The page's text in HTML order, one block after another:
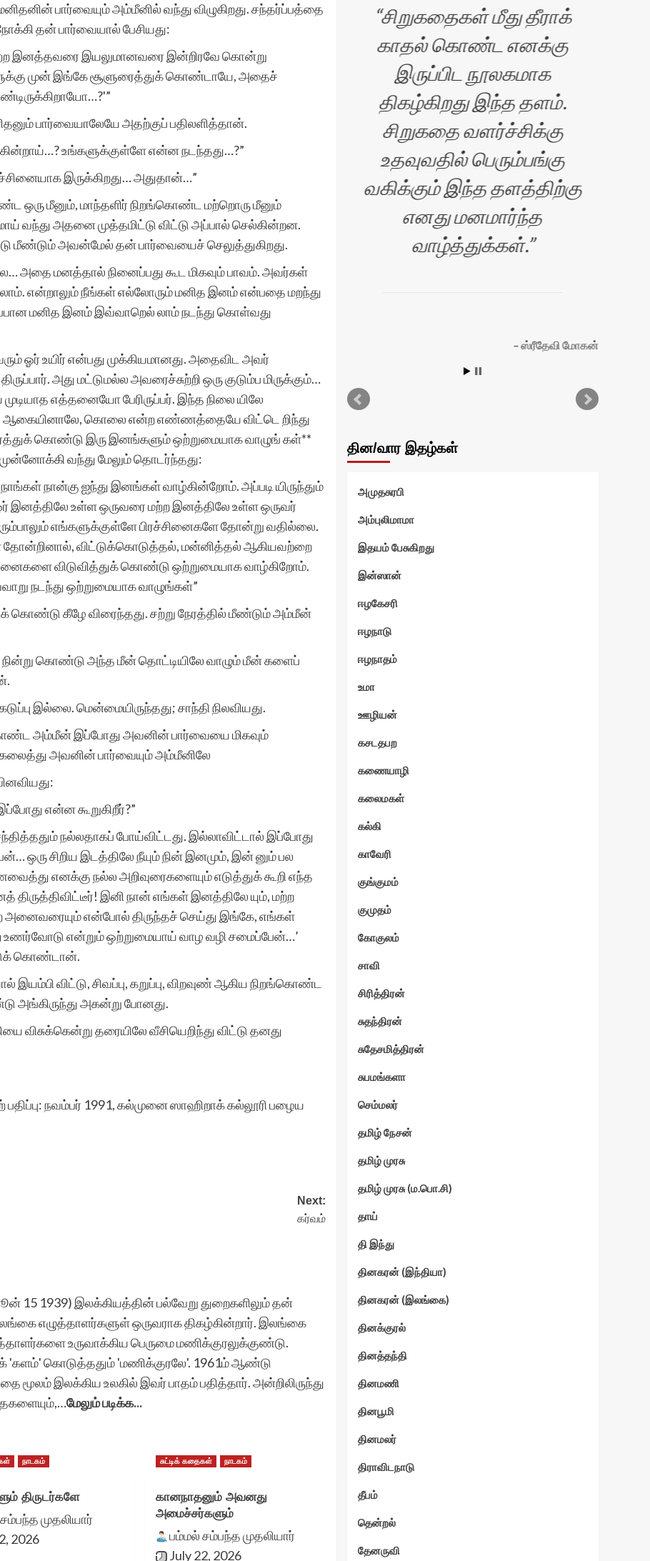
பார்வையும் அம்மீனில் வந்து விழுகிறது. சந்தர்ப்பத்தை
தன் பார்வையால் பேசியது:
மற்ற இனத்தவரை இயலுமானவரை இன்றிரவே கொன்று
முன் இங்கே சூளுரைத்துக் கொண்டாயே, அதைச்
பார்வையாலேயே அதற்குப் பதிலளித்தான்.
உங்களுக்குள்ளே என்ன நடந்தது…?”
இருக்கிறது… அதுதான்…”
ஒரு மீனும், மாந்தளிர் நிறங்கொண்ட மற்றொரு மீனும்
வந்து அதனை முத்தமிட்டு விட்டு அப்பால் செல்கின்றன.
மீண்டும் அவன்மேல் தன் பார்வையைச் செலுத்துகிறது.
அதை மனத்தால் நினைப்பது கூட மிகவும் பாவம். அவர்கள்
என்றாலும் நீங்கள் எல்லோரும் மனித இனம் என்பதை மறந்து
மனித இனம் இவ்வாறெல் லாம் நடந்து கொள்வது
ஓர் உயிர் என்பது முக்கியமானது. அதைவிட அவர்
அது மட்டுமல்ல அவரைச்சுற்றி ஒரு குடும்ப மிருக்கும்…
எத்தனையோ பேரிருப்பர். இந்த நிலை யிலே
ஆகையினாலே, கொலை என்ற எண்ணத்தையே விட்டெ றிந்து
கொண்டு இரு இனங்களும் ஒற்றுமையாக வாழுங் கள்**
வந்து மேலும் தொடர்ந்தது:
நான்கு ஐந்து இனங்கள் வாழ்கின்றோம். அப்படி யிருந்தும்
இனத்திலே உள்ள ஒருவரை மற்ற இனத்திலே உள்ள ஒருவர்
எங்களுக்குள்ளே பிரச்சினைகளே தோன்று வதில்லை.
தோன்றினால், விட்டுக்கொடுத்தல், மன்னித்தல் ஆகியவற்றை
விடுவித்துக் கொண்டு ஒற்றுமையாக வாழ்கிறோம்.
நடந்து ஒற்றுமையாக வாழுங்கள்”
கொண்டு கீழே விரைந்தது. சற்று நேரத்தில் மீண்டும் அம்மீன்
கொண்டு அந்த மீன் தொட்டியிலே வாழும் மீன் களைப்
இல்லை. மென்மையிருந்தது; சாந்தி நிலவியது.
அம்மீன் இப்போது அவனின் பார்வையை மிகவும்
அவனின் பார்வையும் அம்மீனிலே
என்ன கூறுகிறீர்?”
நல்லதாகப் போய்விட்டது. இல்லாவிட்டால் இப்போது
சிறிய இடத்திலே நீயும் நின் இனமும், இன் னும் பல
எனக்கு நல்ல அறிவுரைகளையும் எடுத்துக் கூறி எந்த
திருத்திவிட்டீர்! இனி நான் எங்கள் இனத்திலே யும், மற்ற
என்போல் திருந்தச் செய்து இங்கே, எங்கள்
என்றும் ஒற்றுமையாய் வாழ வழி சமைப்பேன்…’
கொண்டான்.
விட்டு, சிவப்பு, கறுப்பு, விறவுண் ஆகிய நிறங்கொண்ட
அங்கிருந்து அகன்று போனது.
விசுக்கென்று தரையிலே வீசியெறிந்து விட்டு தனது
நவம்பர் 1991, கல்முனை ஸாஹிறாக் கல்லூரி பழைய
Next:
கர்வம்
15 1939) இலக்கியத்தின் பல்வேறு துறைகளிலும் தன்
எழுத்தாளர்களுள் ஒருவராக திகழ்கின்றார். இலங்கை
உருவாக்கிய பெருமை மணிக்குரலுக்குண்டு.
'களம்' கொடுத்ததும் 'மணிக்குரலே'. 1961ம் ஆண்டு
மூலம் இலக்கிய உலகில் இவர் பாதம் பதித்தார். அன்றிலிருந்து
மேலும் படிக்க...
நாடகம்
திருடர்களே
முதலியார்
2026
சுட்டிக் கதைகள் நாடகம்
கானநாதனும் அவனது
அமைச்சர்களும்
பம்மல் சம்பந்த முதலியார்
July 22, 2026
சுயமாக ஏற்படும்
எண்ணங்கள் தவிர
மனிதர்களுக்கு வாழ்க்கை
எண்ணங்களையும், மனதில்
பதியும் அளவுக்கு சில
நினைவுகளையும்
உண்டாக்குகிறது.
இவைகளை எழுத்து
வடிவில் கொண்டு வர என்
போன்ற சிலர்
தனியே நாட்குறிப்பு போல்
எழுதுவதை விட சில
கற்பனைகள் சேர்ந்த கதை
வடிவில் எழுத விழையும்
எனைப் போன்றவர்களுக்கு
ஆதரவு அளித்து ஒரு
இணையதள மேடை
அமைத்து தந்திருக்கும்
‘சிறுகதை.காம்’ நிறுவனர்,
அதற்கு துணை இருப்போர்
மனமார்ந்த நன்றிகள் பல.
அவர்கள் இப்பணியில்
மேலும் பல உயர்வுகளையும்,
வெற்றிகளையும் அடைய
வேண்டுகிறேன். எனது
வாழ்த்துகள்.
ரா.நீலமேகம்
சிறுகதைகள் மீது தீராக்
காதல் கொண்ட எனக்கு
இருப்பிட நூலகமாக
திகழ்கிறது இந்த தளம்.
சிறுகதை வளர்ச்சிக்கு
உதவுவதில் பெரும்பங்கு
வகிக்கும் இந்த தளத்திற்கு
எனது மனமார்ந்த
வாழ்த்துக்கள்.
ஸ்ரீதேவி மோகன்
தின/வார இதழ்கள்
அமுதசுரபி
அம்புலிமாமா
இதயம் பேசுகிறது
இன்ஸான்
ஈழகேசரி
ஈழநாடு
ஈழநாதம்
உமா
ஊழியன்
கசடதபற
கணையாழி
கலைமகள்
கல்கி
காவேரி
குங்குமம்
குமுதம்
கோகுலம்
சாவி
சிரித்திரன்
சுதந்திரன்
சுதேசமித்திரன்
சுபமங்களா
செம்மலர்
தமிழ் நேசன்
தமிழ் முரசு
தமிழ் முரசு (ம.பொ.சி)
தாய்
தி இந்து
தினகரன் (இந்தியா)
தினகரன் (இலங்கை)
தினக்குரல்
தினத்தந்தி
தினமணி
தினபூமி
தினமலர்
திராவிடநாடு
தீபம்
தென்றல்
தேனருவி